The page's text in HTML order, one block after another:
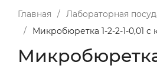
Главная / Лабораторная
/
Микробюретка 1-2-2-1-0,01